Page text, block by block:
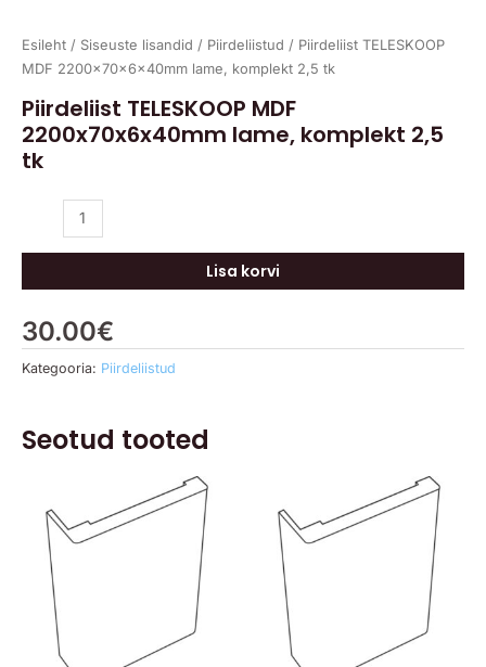
Esileht / Siseuste lisandid / Piirdeliistud / Piirdeliist TELESKOOP
MDF 2200x70x6x40mm lame, komplekt 2,5 tk
Piirdeliist TELESKOOP MDF
2200x70x6x40mm lame, komplekt 2,5
tk
30.00€
Lisa korvi
Kategooria: Piirdeliistud
Seotud tooted